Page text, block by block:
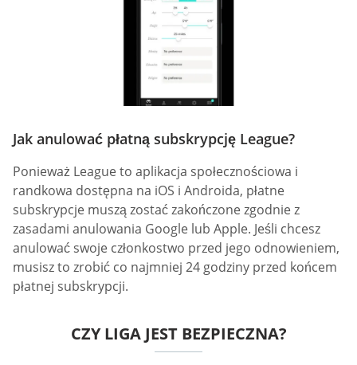
Jak anulować płatną subskrypcję League?
Ponieważ League to aplikacja społecznościowa i
randkowa dostępna na iOS i Androida, płatne
subskrypcje muszą zostać zakończone zgodnie z
zasadami anulowania Google lub Apple. Jeśli chcesz
anulować swoje członkostwo przed jego odnowieniem,
musisz to zrobić co najmniej 24 godziny przed końcem
płatnej subskrypcji.
CZY LIGA JEST BEZPIECZNA?